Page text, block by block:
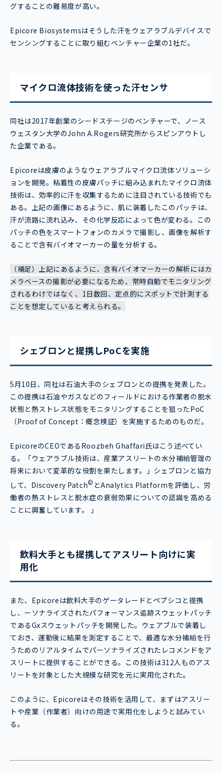
グすることの難易度が高い。
Epicore Biosystemsはそうした汗をウェアラブルデバイスで
センシングすることに取り組むベンチャー企業の1社だ。
マイクロ流体技術を使った汗センサ
同社は2017年創業のシードステージのベンチャーで、ノース
ウェスタン大学のJohn A.Rogers研究所からスピンアウトし
た企業である。
Epicoreは皮膚のようなウェアラブルマイクロ流体ソリューシ
ョンを開発。粘着性の皮膚パッチに組み込まれたマイクロ流体
技術は、効率的に汗を収集するために注目されている技術でも
ある。上記の画像にあるように、肌に装着したこのパッチは、
汗が流路に流れ込み、その化学反応によって色が変わる。この
パッチの色をスマートフォンのカメラで撮影し、画像を解析す
ることで含有バイオマーカーの量を分析する。
（補足）上記にあるように、含有バイオマーカーの解析にはカ
メラベースの撮影が必要になるため、常時自動でモニタリング
されるわけではなく、1日数回、定点的にスポットで計測する
ことを想定していると考えられる。
シェブロンと提携しPoCを実施
5月10日、同社は石油大手のシェブロンとの提携を発表した。
この提携は石油やガスなどのフィールドにおける作業者の脱水
状態と熱ストレス状態をモニタリングすることを狙ったPoC
（Proof of Concept：概念検証）を実施するためのものだ。
EpicoreのCEOであるRoozbeh Ghaffari氏はこう述べてい
る。「ウェアラブル技術は、産業アスリートの水分補給管理の
将来において変革的な役割を果たします。」シェブロンと協力
して、Discovery Patch© とAnalytics Platformを評価し、労
働者の熱ストレスと脱水症の衰弱効果についての認識を高める
ことに興奮しています。 」
飲料大手とも提携してアスリート向けに実
用化
また、Epicoreは飲料大手のゲータレードとペプシコと提携
し、ーソナライズされたパフォーマンス追跡スウェットパッチ
であるGxスウェットパッチを開発した。ウェアブルで装着し
ておき、運動後に結果を測定することで、最適な水分補給を行
うためのリアルタイムでパーソナライズされたレコメンドをア
スリートに提供することができる。この技術は312人ものアス
リートを対象とした大規模な研究を元に実用化された。
このように、Epicoreはその技術を活用して、まずはアスリー
トや産業（作業者）向けの用途で実用化をしようと試みてい
る。